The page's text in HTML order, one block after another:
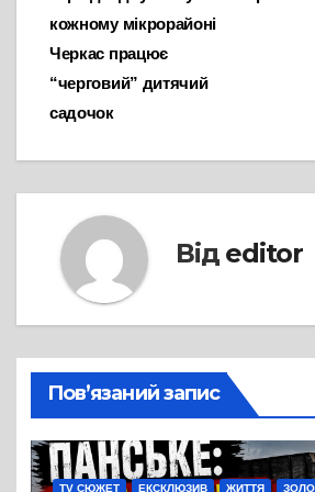
записів
кожному мікрорайоні
Черкас працює
“черговий” дитячий
садочок
Від editor
Пов’язаний запис
TV СЮЖЕТ ЕКСКЛЮЗИВ ЖИТТЯ